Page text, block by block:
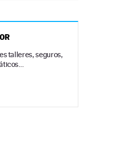
talleres, seguros,